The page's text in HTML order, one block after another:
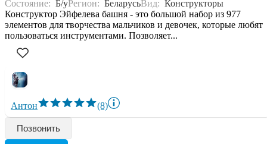
Состояние: Б/уРегион: БеларусьВид: Конструкторы
Конструктор Эйфелева башня - это большой набор из 977
элементов для творчества мальчиков и девочек, которые любят
пользоваться инструментами. Позволяет...
Антон (8)
Позвонить